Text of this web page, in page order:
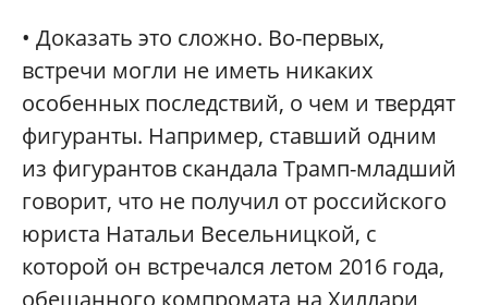
• Доказать это сложно. Во-первых,
встречи могли не иметь никаких
особенных последствий, о чем и твердят
фигуранты. Например, ставший одним
из фигурантов скандала Трамп-младший
говорит, что не получил от российского
юриста Натальи Весельницкой, с
которой он встречался летом 2016 года,
обещанного компромата на Хиллари